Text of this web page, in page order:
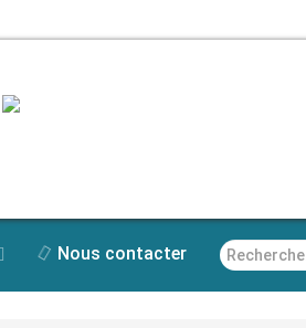
Nous contacter Rechercher